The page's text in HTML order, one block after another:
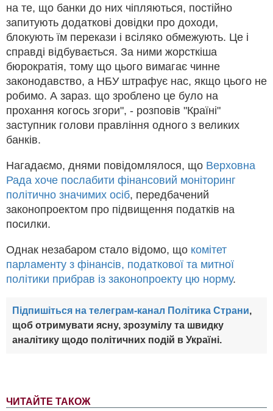
ЧИТАЙТЕ ТАКОЖ
на те, що банки до них чіпляються, постійно
запитують додаткові довідки про доходи,
блокують їм перекази і всіляко обмежують. Це і
справді відбувається. За ними жорсткіша
бюрократія, тому що цього вимагає чинне
законодавство, а НБУ штрафує нас, якщо цього не
робимо. А зараз. що зроблено це було на
прохання когось згори", - розповів "Країні"
заступник голови правління одного з великих
банків.
Нагадаємо, днями повідомлялося, що Верховна
Рада хоче послабити фінансовий моніторинг
політично значимих осіб, передбачений
законопроектом про підвищення податків на
посилки.
Однак незабаром стало відомо, що комітет
парламенту з фінансів, податкової та митної
політики прибрав із законопроекту цю норму.
Підпишіться на телеграм-канал Політика Страни,
щоб отримувати ясну, зрозумілу та швидку
аналітику щодо політичних подій в Україні.